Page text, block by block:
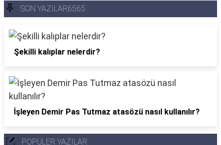
SON YAZILAR6565
Şekilli kalıplar nelerdir?
İşleyen Demir Pas Tutmaz atasözü nasıl kullanılır?
POPÜLER YAZILAR